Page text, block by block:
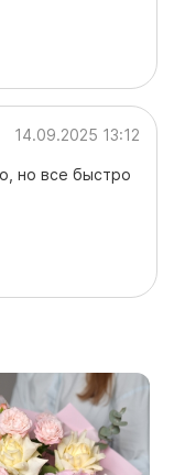
14.09.2025 13:12
но все быстро